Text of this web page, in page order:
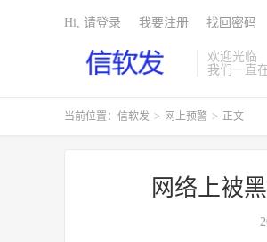
欢迎光临
我们一直
Hi, 请登录 我要注册 找回密码
当前位置： 信软发 > 网上预警 > 正文
网络上被